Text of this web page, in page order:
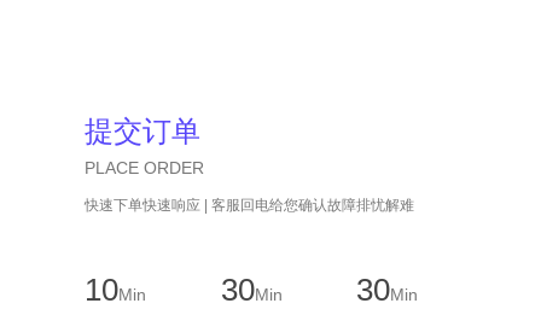
提交订单
PLACE ORDER
快速下单快速响应 | 客服回电给您确认故障排忧解难
10Min
30Min
30Min